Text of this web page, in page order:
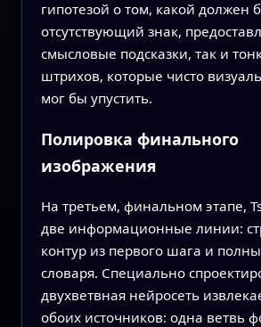
гипотезой о том, какой должен
отсутствующий знак,
смысловые подсказки, так и
штрихов, которые чисто
мог бы упустить.
Полировка финального
изображения
На третьем, финальном этапе,
две информационные линии:
контур из первого шага и
словаря. Специально
двухветвная нейросеть
обоих источников: одна ветвь